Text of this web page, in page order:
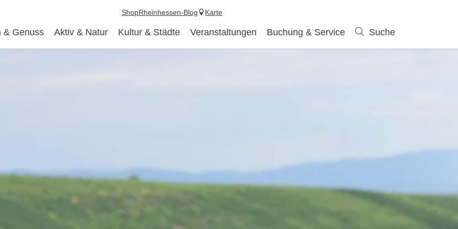
& Genuss Aktiv & Natur Kultur & Städte Veranstaltungen Buchung & Service Suche
ShopRheinhessen-Blog Karte